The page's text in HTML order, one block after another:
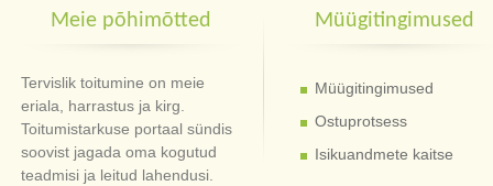
Meie põhimõtted
Tervislik toitumine on meie
eriala, harrastus ja kirg.
Toitumistarkuse portaal sündis
soovist jagada oma kogutud
teadmisi ja leitud lahendusi.
Müügitingimused
Müügitingimused
Ostuprotsess
Isikuandmete kaitse